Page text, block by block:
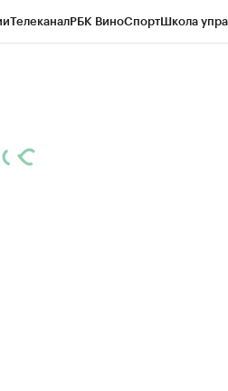
ТелеканалРБК ВиноСпортШкола